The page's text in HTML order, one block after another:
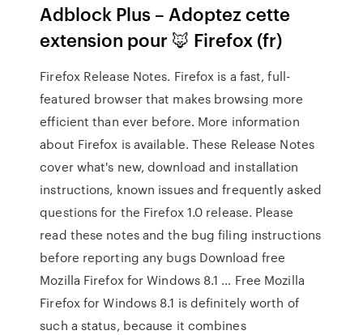
Adblock Plus – Adoptez cette
extension pour 🦊 Firefox (fr)
Firefox Release Notes. Firefox is a fast, full-
featured browser that makes browsing more
efficient than ever before. More information
about Firefox is available. These Release Notes
cover what's new, download and installation
instructions, known issues and frequently asked
questions for the Firefox 1.0 release. Please
read these notes and the bug filing instructions
before reporting any bugs Download free
Mozilla Firefox for Windows 8.1 … Free Mozilla
Firefox for Windows 8.1 is definitely worth of
such a status, because it combines